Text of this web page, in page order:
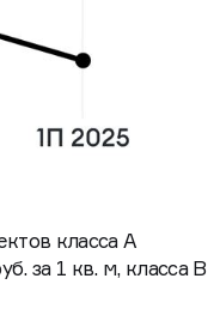
класса А
за 1 кв. м, класса B